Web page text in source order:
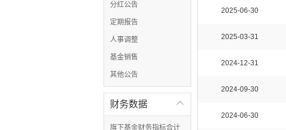
分红公告
定期报告
人事调整
基金销售
其他公告

财务数据
旗下基金财务指标合计
2025-06-30
2025-03-31
2024-12-31
2024-09-30
2024-06-30